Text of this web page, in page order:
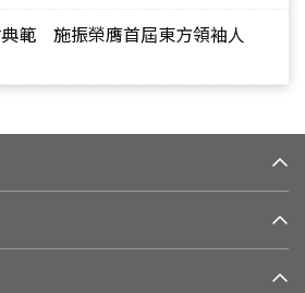
典範 施振榮膺首屆東方領袖人